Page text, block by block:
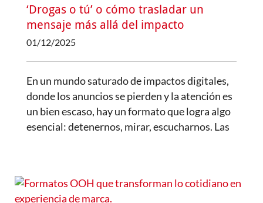
‘Drogas o tú’ o cómo trasladar un
mensaje más allá del impacto
01/12/2025
En un mundo saturado de impactos digitales,
donde los anuncios se pierden y la atención es
un bien escaso, hay un formato que logra algo
esencial: detenernos, mirar, escucharnos. Las